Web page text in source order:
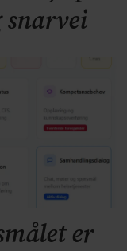
snarvei
er